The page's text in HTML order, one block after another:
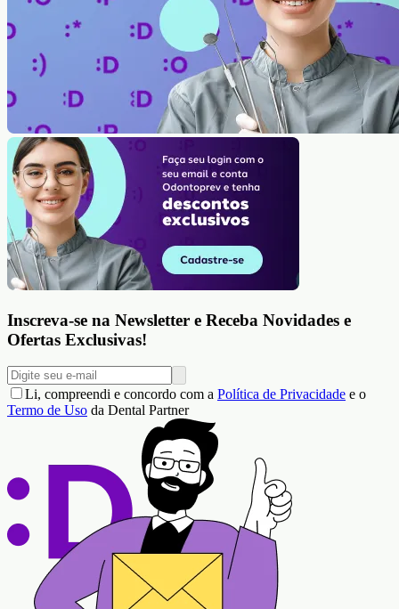
Inscreva-se na Newsletter e Receba Novidades e
Ofertas Exclusivas!
Li, compreendi e concordo com a Política de Privacidade e o
Termo de Uso da Dental Partner